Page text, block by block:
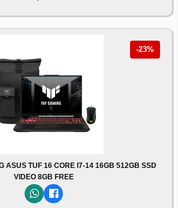
-23%
ASUS TUF 16 CORE I7-14 16GB 512GB SSD
VIDEO 8GB FREE